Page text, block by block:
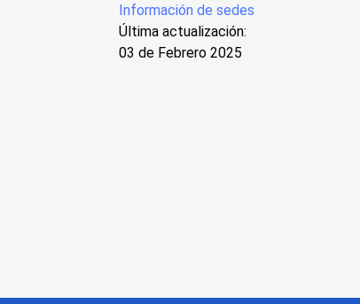
Información de sedes
Última actualización:
03 de Febrero 2025